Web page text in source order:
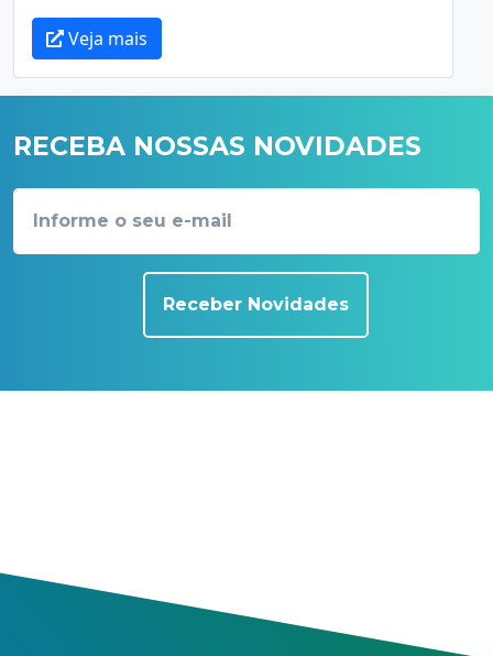
Veja mais
RECEBA NOSSAS NOVIDADES
Receber Novidades